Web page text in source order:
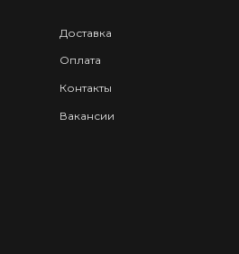
Доставка
Оплата
Контакты
Вакансии